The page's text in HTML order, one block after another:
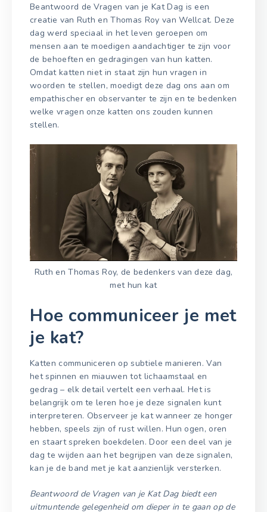
Beantwoord de Vragen van je Kat Dag is een
creatie van Ruth en Thomas Roy van Wellcat. Deze
dag werd speciaal in het leven geroepen om
mensen aan te moedigen aandachtiger te zijn voor
de behoeften en gedragingen van hun katten.
Omdat katten niet in staat zijn hun vragen in
woorden te stellen, moedigt deze dag ons aan om
empathischer en observanter te zijn en te bedenken
welke vragen onze katten ons zouden kunnen
stellen.
Ruth en Thomas Roy, de bedenkers van deze dag,
met hun kat
Hoe communiceer je met
je kat?
Katten communiceren op subtiele manieren. Van
het spinnen en miauwen tot lichaamstaal en
gedrag – elk detail vertelt een verhaal. Het is
belangrijk om te leren hoe je deze signalen kunt
interpreteren. Observeer je kat wanneer ze honger
hebben, speels zijn of rust willen. Hun ogen, oren
en staart spreken boekdelen. Door een deel van je
dag te wijden aan het begrijpen van deze signalen,
kan je de band met je kat aanzienlijk versterken.
Beantwoord de Vragen van je Kat Dag biedt een
uitmuntende gelegenheid om dieper in te gaan op de